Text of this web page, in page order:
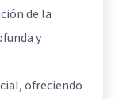
de la
y
ofreciendo